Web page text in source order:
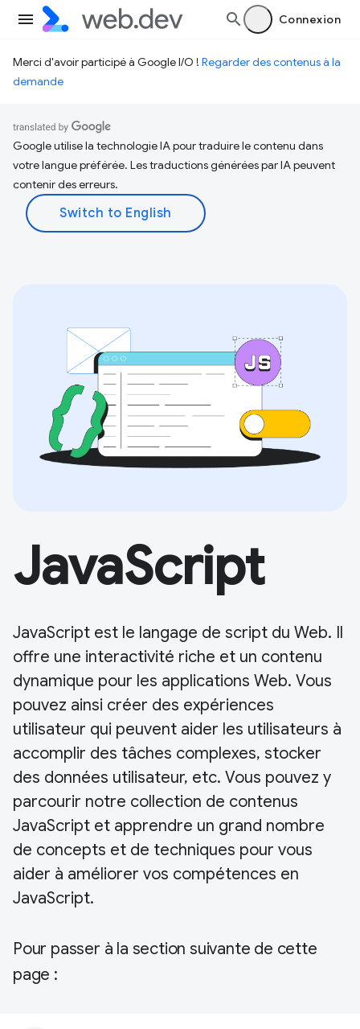
Connexion
Merci d'avoir participé à Google I/O ! Regarder des contenus à la
demande
Google utilise la technologie IA pour traduire le contenu dans
votre langue préférée. Les traductions générées par IA peuvent
contenir des erreurs.
JavaScript
JavaScript est le langage de script du Web. Il
offre une interactivité riche et un contenu
dynamique pour les applications Web. Vous
pouvez ainsi créer des expériences
utilisateur qui peuvent aider les utilisateurs à
accomplir des tâches complexes, stocker
des données utilisateur, etc. Vous pouvez y
parcourir notre collection de contenus
JavaScript et apprendre un grand nombre
de concepts et de techniques pour vous
aider à améliorer vos compétences en
JavaScript.
Pour passer à la section suivante de cette
page :